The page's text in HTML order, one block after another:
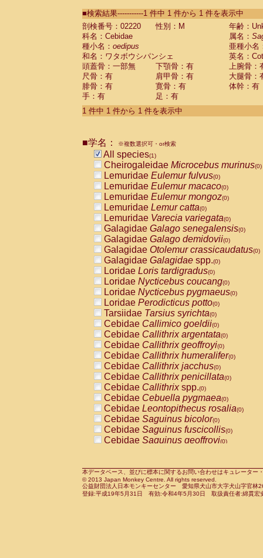
CebidaeSaguinus labiatus(0)
Cebidae Saguinus leucopus (0)
Cebidae
Cebidae
CebidaeSaguinus nigricollis (0)
Cebidae Saguinus oedipus
Cebidae Saguinus weddelli
Cebidae Saguinusspp.
Cebidae Aotus trivirgatus
Cebidae Cebus albifrons
CebidaeCebus nigrivittatus
CebidaeCebus
CebidaeSaimiri boliviensis(0)
CebidaeSaimiri sciureus(0)
AtelidaeAlouatta caraya(0)
AtelidaeAlouatta fusca(0)
AtelidaeAlouatta seniculus
AtelidaeAlouattaspp.(0)
AtelidaeAteles belzebuth(0)
AtelidaeAteles geoffroyi(0)
AtelidaeAteles paniscus(0)
AtelidaeAtelesspp.(0)
Atelidae Lagothrix lagothricha
AtelidaeLagothrix lagothricha cana
PitheciidaeCacajao calvus
PitheciidaeCallicebus cupreus
PitheciidaeCallicebus donacophilus
PitheciidaeCallicebus moloch
PitheciidaeCallicebus torquatus
PitheciidaeCallicebusspp.(0)
PitheciidaeChiropotes satanas(0)
PitheciidaePithecia monachus
PitheciidaePithecia pithecia(0)
CercopithecidaeCercocebus agilis
CercopithecidaeCercocebus
CercopithecidaeCercocebus
CercopithecidaeCercocebus
CercopithecidaeCercocebus
CercopithecidaeCercocebushybrid
CercopithecidaePapio anubis(0)
CercopithecidaePapio cynocephalus
CercopithecidaePapio hamadryas(0)
■検索結果-----------1 件中 1 件から 1 件を表示中
剖検番号：02220
性別：M
年齢：
科名：Cebidae
属名：
種小名： oedipus
亜種小名
和名：ワタボウシパンシェ
英名：
頭蓋骨：一部無
下顎骨：有
上腕骨：
尺骨：有
肩甲骨：有
大腿骨：
腓骨：有
寛骨：有
体幹：有
手：有
足：有
1 件中 1 件から 1 件を表示中
■学名： ※複数選択可・or検索
All species(1)
Cheirogaleidae Microcebus murinus(0)
Lemuridae Eulemur fulvus(0)
Lemuridae Eulemur macaco(0)
Lemuridae Eulemur mongoz(0)
Lemuridae Lemur catta(0)
Lemuridae Varecia variegata(0)
Galagidae Galago senegalensis(0)
Galagidae Galago demidovii(0)
Galagidae Otolemur crassicaudatus(0)
Galagidae Galagidae spp.(0)
Loridae Loris tardigradus(0)
Loridae Nycticebus coucang(0)
Loridae Nycticebus pygmaeus(0)
Loridae Perodicticus potto(0)
Tarsiidae Tarsius syrichta(0)
Cebidae Callimico goeldii(0)
Cebidae Callithrix argentata(0)
Cebidae Callithrix geoffroyi(0)
Cebidae Callithrix humeralifer(0)
Cebidae Callithrix jacchus(0)
Cebidae Callithrix penicillata(0)
Cebidae Callithrixspp.(0)
Cebidae Cebuella pygmaea(0)
Cebidae Leontopithecus rosalia(0)
Cebidae Saguinus bicolor(0)
Cebidae Saguinus fuscicollis(0)
Cebidae Saguinus geoffroyi(0)
CebidaeSaguinus leucopus(0)
CebidaeSaguinus midas(0)
Cebidae Saguinus mystax(0)
本データベース、並びに標本に関するお問い合わせはキュレータ
© 2013 Japan Monkey Centre. All rights reserved.
公益財団法人日本モンキーセンター 愛知県犬山市大字犬山字官
登録:平成19年5月31日 有効:令和4年5月30日 取扱責任者:綿貫宏